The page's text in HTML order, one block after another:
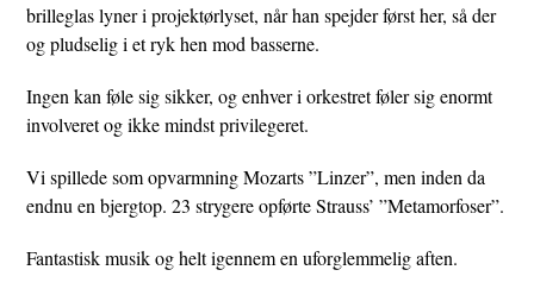
brilleglas lyner i projektørlyset, når han spejder først her, så der
og pludselig i et ryk hen mod basserne.
Ingen kan føle sig sikker, og enhver i orkestret føler sig enormt
involveret og ikke mindst privilegeret.
Vi spillede som opvarmning Mozarts ”Linzer”, men inden da
endnu en bjergtop. 23 strygere opførte Strauss’ ”Metamorfoser”.
Fantastisk musik og helt igennem en uforglemmelig aften.